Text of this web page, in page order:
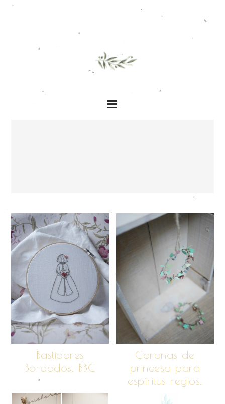
Bastidores
Bordados. BBC
Coronas de
princesa para
espíritus regios.